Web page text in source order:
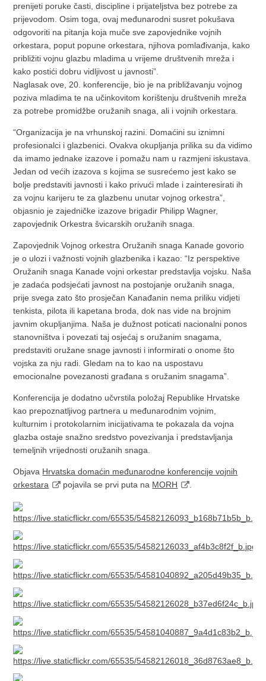
prenijeti poruke časti, discipline i prijateljstva bez potrebe za
prijevodom. Osim toga, ovaj međunarodni susret pokušava
odgovoriti na pitanja koja muče sve zapovjednike vojnih
orkestara, poput popune orkestara, njihova pomlađivanja, kako
približiti vojnu glazbu mladima u vrijeme društvenih mreža i
kako postići dobru vidljivost u javnosti”.
Naglasak ove, 20. konferencije, bio je na približavanju vojnog
poziva mladima te na učinkovitom korištenju društvenih mreža
za potrebe promidžbe oružanih snaga, ali i vojnih orkestara.
“Organizacija je na vrhunskoj razini. Domaćini su iznimni
profesionalci i glazbenici. Ovakva okupljanja prilika su da vidimo
da imamo jednake izazove i pomažu nam u razmjeni iskustava.
Jedan od većih izazova s kojima se susrećemo jest kako se
bolje predstaviti javnosti i kako privući mlade i zainteresirati ih
za vojnu karijeru te za glazbenu unutar vojnog orkestra”,
objasnio je zajedničke izazove brigadir Philipp Wagner,
zapovjednik Orkestra švicarskih oružanih snaga.
Zapovjednik Vojnog orkestra Oružanih snaga Kanade govorio
je o ulozi i važnosti vojnih glazbenika i kazao: “Iz perspektive
Oružanih snaga Kanade vojni orkestar predstavlja vojsku. Naša
je zadaća podsjećati javnost na postojanje oružanih snaga,
prije svega zato što prosječan Kanađanin nema priliku vidjeti
tenkista, pilota ili kapetana broda, dok nas vide na brojnim
javnim okupljanjima. Naša je dužnost poticati nacionalni ponos
stanovništva i povezati taj osjećaj s oružanim snagama,
predstaviti oružane snage javnosti i informirati o onome što
vojska za nju radi. Gledam na to kao na uspostavu
emocionalne povezanosti građana s oružanim snagama”.
Konferencija je dodatno učvrstila položaj Republike Hrvatske
kao prepoznatljivog partnera u međunarodnim vojnim,
kulturnim i protokolarnim inicijativama te pokazala da vojna
glazba ostaje snažno sredstvo povezivanja i predstavljanja
temeljnih vrijednosti oružanih snaga.
Objava Hrvatska domaćin međunarodne konferencije vojnih
orkestara
pojavila se prvi puta na MORH